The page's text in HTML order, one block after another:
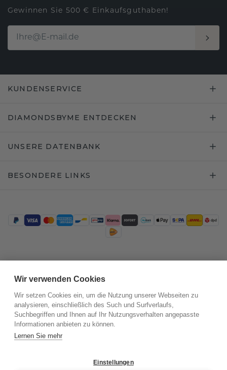
Gewinnen Sie 500 € Einkaufsguthaben!
KUNDENSERVICE
DIAMONDSBYME ENTDECKEN
UNSERE DATENBANK
BESONDERE LINKS
Wir verwenden Cookies
Wir setzen Cookies ein, um die Nutzung unserer Webseiten zu
analysieren, einschließlich des Such und Surfverlaufs,
Suchbegriffen und Ihnen auf Ihr Nutzungsverhalten angepasste
Informationen anbieten zu können.
Lernen Sie mehr
Einstellungen